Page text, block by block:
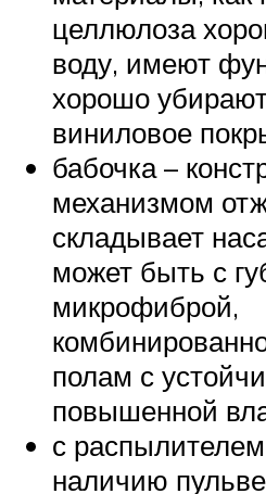
целлюлоза
воду, имеют
хорошо
виниловое
бабочка –
механизмом
складывает
может быть с
микрофиброй,
полам с
повышенной
с
наличию